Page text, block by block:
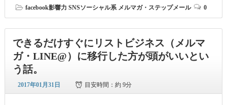
facebook影響力 SNSソーシャル系 メルマガ・ステップメール 0
できるだけすぐにリストビジネス（メルマ
ガ・LINE@）に移行した方が頭がいいとい
う話。
2017年01月31日 目安時間：約 9分